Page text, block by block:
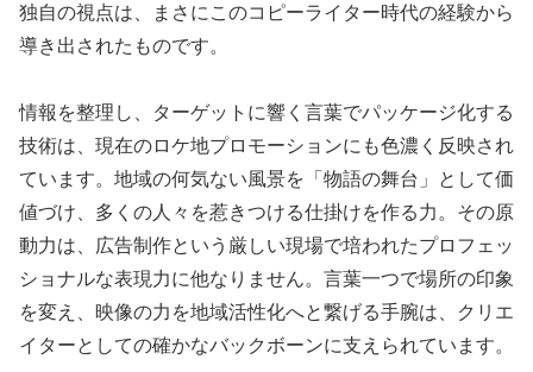
独自の視点は、まさにこのコピーライター時代の経験から
導き出されたものです。
情報を整理し、ターゲットに響く言葉でパッケージ化する
技術は、現在のロケ地プロモーションにも色濃く反映され
ています。地域の何気ない風景を「物語の舞台」として価
値づけ、多くの人々を惹きつける仕掛けを作る力。その原
動力は、広告制作という厳しい現場で培われたプロフェッ
ショナルな表現力に他なりません。言葉一つで場所の印象
を変え、映像の力を地域活性化へと繋げる手腕は、クリエ
イターとしての確かなバックボーンに支えられています。